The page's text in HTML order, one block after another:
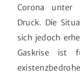
Corona unter
Druck. Die
sich jedoch
Gaskrise ist